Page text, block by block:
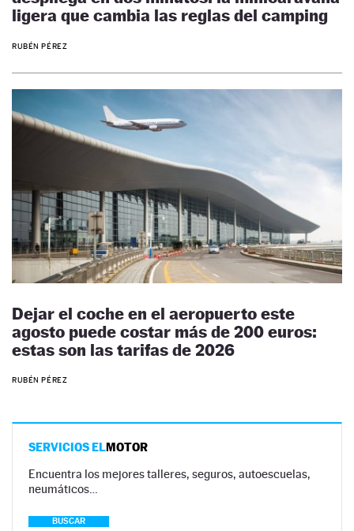
ligera que cambia las reglas del camping
RUBÉN PÉREZ
Dejar el coche en el aeropuerto este
agosto puede costar más de 200 euros:
estas son las tarifas de 2026
RUBÉN PÉREZ
SERVICIOS ELMOTOR
Encuentra los mejores talleres, seguros, autoescuelas,
neumáticos…
BUSCAR